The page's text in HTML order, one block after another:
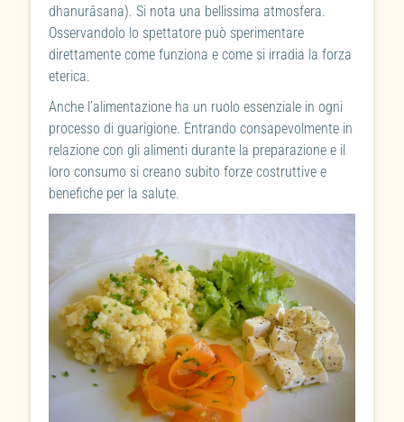
dhanurāsana). Si nota una bellissima atmosfera.
Osservandolo lo spettatore può sperimentare
direttamente come funziona e come si irradia la forza
eterica.
Anche l’alimentazione ha un ruolo essenziale in ogni
processo di guarigione. Entrando consapevolmente in
relazione con gli alimenti durante la preparazione e il
loro consumo si creano subito forze costruttive e
benefiche per la salute.